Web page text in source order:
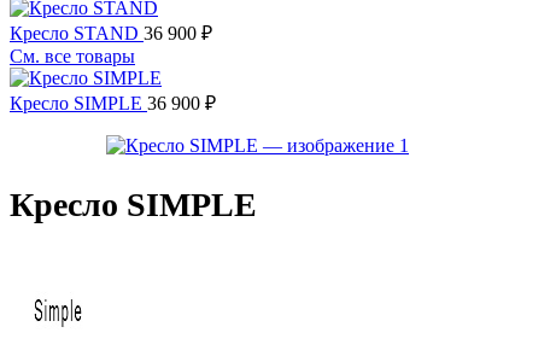
Кресло STAND 36 900 ₽
См. все товары
Кресло SIMPLE 36 900 ₽
Кресло SIMPLE